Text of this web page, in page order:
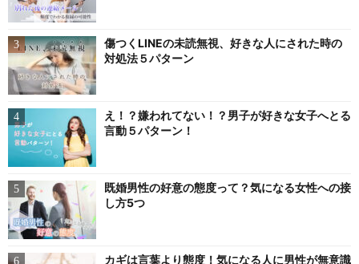
傷つくLINEの未読無視、好きな人にされた時の
対処法５パターン
え！？嫌われてない！？男子が好きな女子へとる
言動５パターン！
既婚男性の好意の態度って？気になる女性への接
し方5つ
カギは言葉より態度！気になる人に男性が無意識